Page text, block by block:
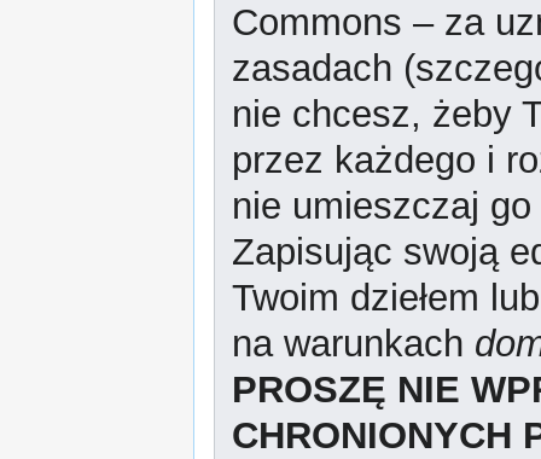
Commons – za
zasadach
nie chcesz, żeby
przez każdego i
nie umieszczaj
Zapisując swoją
Twoim dziełem
na warunkach
PROSZĘ NIE
CHRONIONYCH